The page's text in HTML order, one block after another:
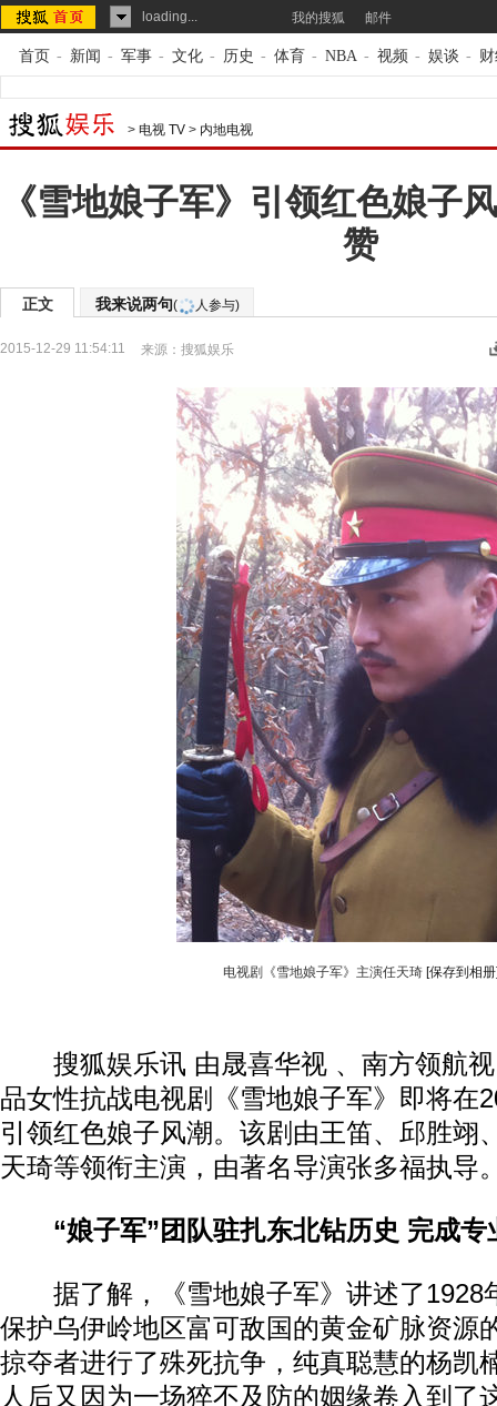
loading... 我的搜狐 邮件
首页 - 新闻 - 军事 - 文化 - 历史 - 体育 - NBA - 视频 - 娱谈 -
> 电视 TV > 内地电视
《雪地娘子军》引领红色娘子
赞
正文 我来说两句( 人参与)
2015-12-29 11:54:11 来源： 搜狐娱乐
电视剧《雪地娘子军》主演任天琦 [保存到相
搜狐娱乐讯 由晟喜华视 、南方领航视
品女性抗战电视剧《雪地娘子军》即将在
引领红色娘子风潮。该剧由王笛、邱胜翊
天琦等领衔主演，由著名导演张多福执导
“娘子军”团队驻扎东北钻历史 完成专
据了解，《雪地娘子军》讲述了1928
保护乌伊岭地区富可敌国的黄金矿脉资源
掠夺者进行了殊死抗争，纯真聪慧的杨凯
人后又因为一场猝不及防的姻缘卷入到了